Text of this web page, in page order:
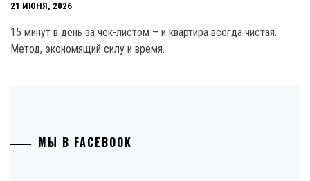
21 ИЮНЯ, 2026
15 минут в день за чек-листом – и квартира всегда чистая.
Метод, экономящий силу и время.
МЫ В FACEBOOK